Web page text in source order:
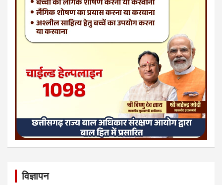
विज्ञापन